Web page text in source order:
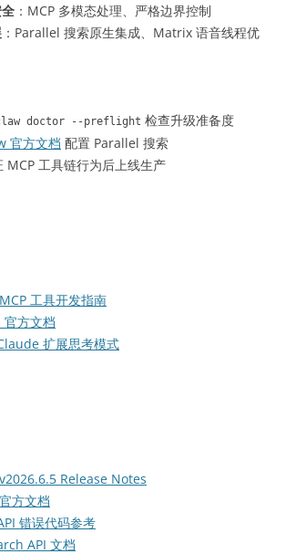
：MCP 多模态处理、严格边界控制
：Parallel 搜索原生集成、Matrix 语音线程优
doctor --preflight 检查升级准备度
官方文档 配置 Parallel 搜索
MCP 工具链行为后上线生产
工具开发指南
方文档
扩展思考模式
Release Notes
方文档
错误代码参考
API 文档